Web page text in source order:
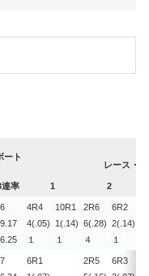
ート
レース・
率 1 2
4R4
4(.05)
１
10R1
1(.14)
１
2R6
6(.28)
４
6R2
2(.14)
１
6R1
2R5
6R3